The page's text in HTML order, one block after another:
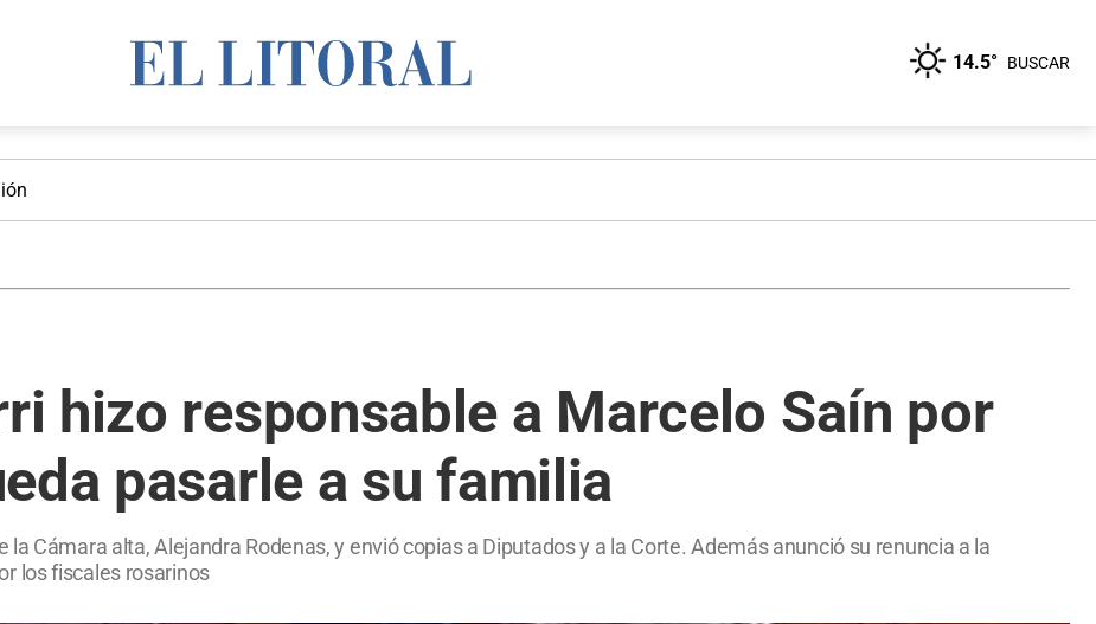
14.5° BUSCAR
hizo responsable a Marcelo Saín por
pasarle a su familia
la Cámara alta, Alejandra Rodenas, y envió copias a Diputados y a la Corte. Además anunció su renuncia a la
los fiscales rosarinos